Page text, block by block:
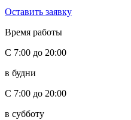
Оставить заявку
Время работы
С 7:00 до 20:00
в будни
С 7:00 до 20:00
в субботу